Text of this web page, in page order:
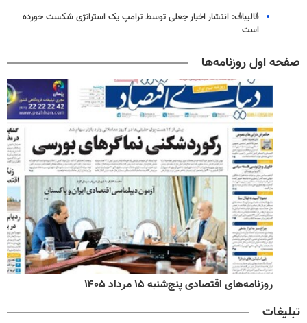
قالیباف: انتشار اخبار جعلی توسط ترامپ یک استراتژی شکست خورده
است
صفحه اول روزنامه‌ها
روزنامه‌های اقتصادی پنج‌شنبه ۱۵ مرداد ۱۴۰۵
تبلیغات